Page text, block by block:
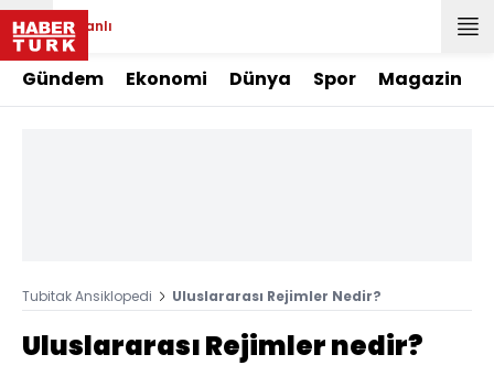
Canlı
Gündem Ekonomi Dünya Spor Magazin
Tubitak Ansiklopedi Uluslararası Rejimler Nedir?
Uluslararası Rejimler nedir?